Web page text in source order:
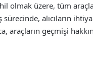
olmak üzere, tüm
alıcıların
araçların geçmişi